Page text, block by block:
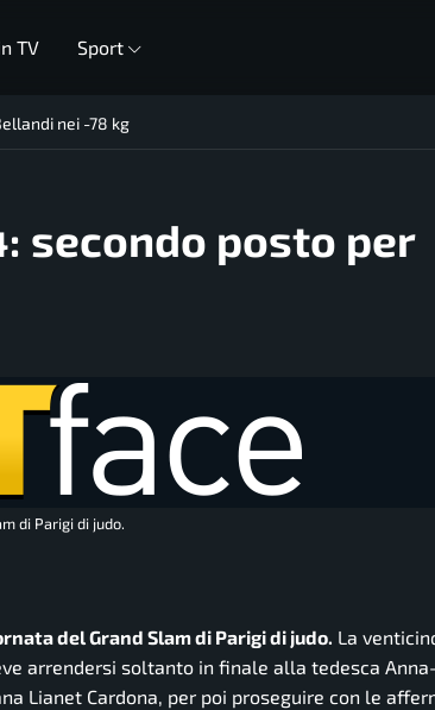
TV Sport
nei -78 kg
secondo posto per
di Parigi di judo.
del Grand Slam di Parigi di judo. La
arrendersi soltanto in finale alla tedesca
Lianet Cardona, per poi proseguire con le